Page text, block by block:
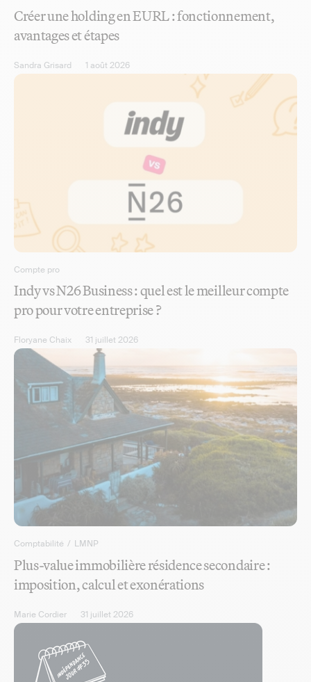
Créer une holding en EURL : fonctionnement,
avantages et étapes
Sandra Grisard 1 août 2026
Compte pro
Indy vs N26 Business : quel est le meilleur compte
pro pour votre entreprise ?
Floryane Chaix 31 juillet 2026
Comptabilité / LMNP
Plus-value immobilière résidence secondaire :
imposition, calcul et exonérations
Marie Cordier 31 juillet 2026